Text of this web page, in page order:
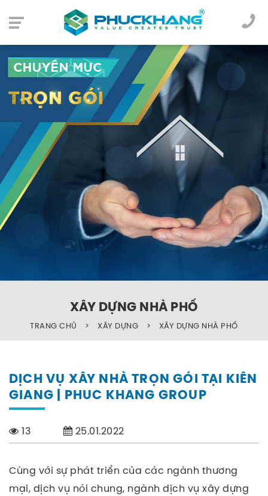
XÂY DỰNG NHÀ PHỐ
TRANG CHỦ > XÂY DỰNG > XÂY DỰNG NHÀ PHỐ
DỊCH VỤ XÂY NHÀ TRỌN GÓI TẠI KIÊN
GIANG | PHUC KHANG GROUP
13 25.01.2022
Cùng với sự phát triển của các ngành thương
mại, dịch vụ nói chung, ngành dịch vụ xây dựng